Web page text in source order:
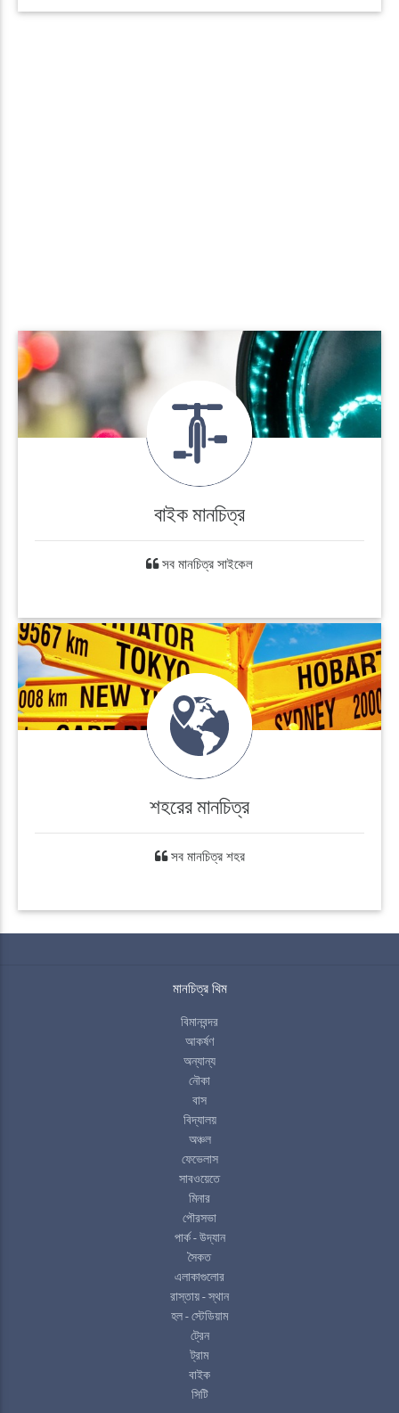
বাইক মানচিত্র
সব মানচিত্র সাইকেল
শহরের মানচিত্র
সব মানচিত্র শহর
মানচিত্র থিম
বিমানবন্দর
আকর্ষণ
অন্যান্য
নৌকা
বাস
বিদ্যালয়
অঞ্চল
ফেভেলাস
সাবওয়েতে
মিনার
পৌরসভা
পার্ক - উদ্যান
সৈকত
এলাকাগুলোর
রাস্তায় - স্থান
হল - স্টেডিয়াম
ট্রেন
ট্রাম
বাইক
সিটি